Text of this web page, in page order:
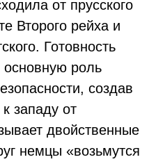
от прусского
Второго рейха и
Готовность
основную роль
создав
западу от
двойственные
немцы «возьмутся